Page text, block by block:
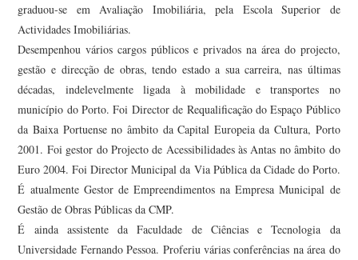
graduou-se em Avaliação Imobiliária, pela Escola Superior de
Actividades Imobiliárias.
Desempenhou vários cargos públicos e privados na área do projecto,
gestão e direcção de obras, tendo estado a sua carreira, nas últimas
décadas, indelevelmente ligada à mobilidade e transportes no
município do Porto. Foi Director de Requalificação do Espaço Público
da Baixa Portuense no âmbito da Capital Europeia da Cultura, Porto
2001. Foi gestor do Projecto de Acessibilidades às Antas no âmbito do
Euro 2004. Foi Director Municipal da Via Pública da Cidade do Porto.
É atualmente Gestor de Empreendimentos na Empresa Municipal de
Gestão de Obras Públicas da CMP.
É ainda assistente da Faculdade de Ciências e Tecnologia da
Universidade Fernando Pessoa. Proferiu várias conferências na área do